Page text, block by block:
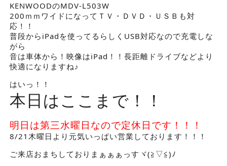
KENWOODのMDV-L503W
200ｍｍワイドになってＴＶ・ＤＶＤ・ＵＳＢも対
応！！
普段からiPadを使ってるらしくUSB対応なので充電しな
がら
音は車体から！映像はiPad！！長距離ドライブなどより
快適になりますね♪
はいっ！！
本日はここまで！！
明日は第三水曜日なので定休日です！！！
8/21木曜日より元気いっぱい営業しております！！！
ご来店おまちしておりまぁぁぁっすヾ(≧▽≦)ﾉ